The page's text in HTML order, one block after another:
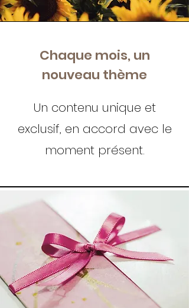
Chaque mois, un
nouveau thème
Un contenu unique et
exclusif, en accord avec le
moment présent.